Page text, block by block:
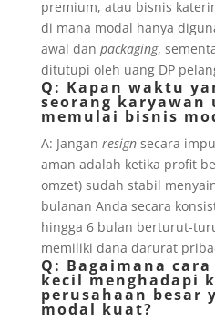
premium, atau bisnis
di mana modal hanya
awal dan packaging,
ditutupi oleh uang DP
Q: Kapan waktu
seorang karyawan
memulai bisnis
A: Jangan resignsecara
aman adalah ketika profit
omzet) sudah stabil
bulanan Anda secara
hingga 6 bulan berturut-
memiliki dana darurat
Q: Bagaimana
kecil menghadapi
perusahaan besar
modal kuat?